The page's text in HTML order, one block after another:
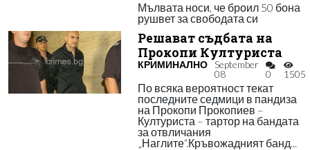
Мълвата носи, че броил 50 бона
рушвет за свободата си
Решават съдбата на
Прокопи Културиста
КРИМИНАЛНО
September
08
0 1505
По всяка вероятност текат
последните седмици в пандиза
на Прокопи Прокопиев –
Културиста – тартор на бандата
за отвличания
„Наглите“.Кръвожадният банд...